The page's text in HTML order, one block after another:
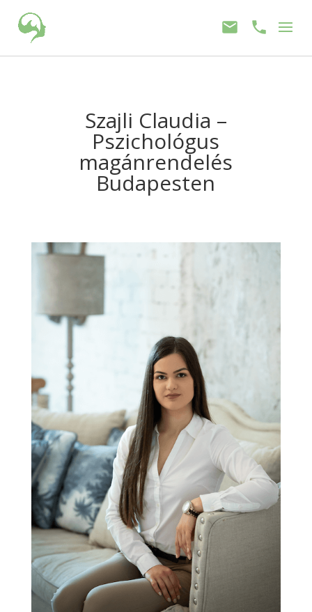
Szajli Claudia –
Pszichológus
magánrendelés
Budapesten